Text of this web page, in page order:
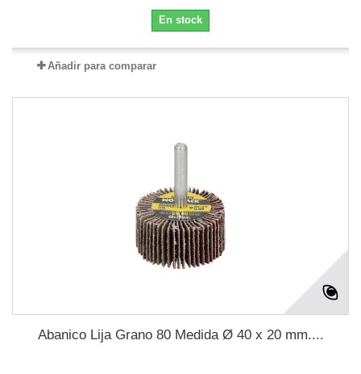
En stock
Añadir para comparar
Abanico Lija Grano 80 Medida Ø 40 x 20 mm....